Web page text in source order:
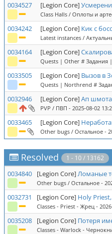
0034527 [Legion Core]
Class Halls / Оплоты и
0034242 [Legion Core] Кик с
Latest instances /
0034164 [Legion Core]
Quests | Other # Задания
0033505 [Legion Core] Вызов в
Quests | Northrend #
0032946 [Legion Core]Ап шмота
PVP / ПВП - 2025-08-02
0033465 [Legion Core]
Other bugs / Остальное -
Resolved 1 - 10 / 13162
0034840 [Legion Core]Ломаные
Other bugs / Остальное -
0032731 [Legion Core] Holy
Classes - Priest - Жрец -
0035208 [Legion Core] Потеря
Classes - Warlock -